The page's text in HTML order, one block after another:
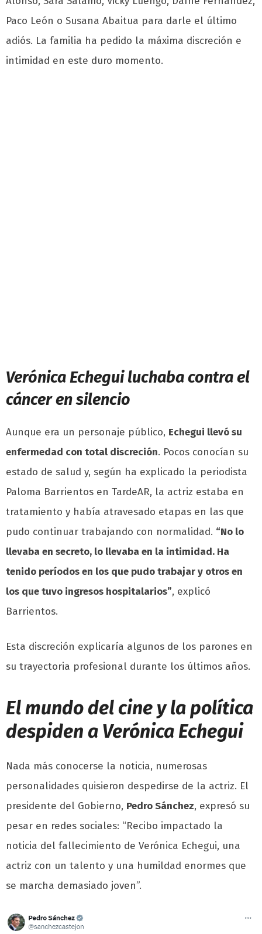
Paco León o Susana Abaitua para darle el último
adiós. La familia ha pedido la máxima discreción e
intimidad en este duro momento.
Verónica Echegui luchaba contra el
cáncer en silencio
Aunque era un personaje público, Echegui llevó su
enfermedad con total discreción. Pocos conocían su
estado de salud y, según ha explicado la periodista
Paloma Barrientos en TardeAR, la actriz estaba en
tratamiento y había atravesado etapas en las que
pudo continuar trabajando con normalidad. “No lo
llevaba en secreto, lo llevaba en la intimidad. Ha
tenido períodos en los que pudo trabajar y otros en
los que tuvo ingresos hospitalarios”, explicó
Barrientos.
Esta discreción explicaría algunos de los parones en
su trayectoria profesional durante los últimos años.
El mundo del cine y la política
despiden a Verónica Echegui
Nada más conocerse la noticia, numerosas
personalidades quisieron despedirse de la actriz. El
presidente del Gobierno, Pedro Sánchez, expresó su
pesar en redes sociales: “Recibo impactado la
noticia del fallecimiento de Verónica Echegui, una
actriz con un talento y una humildad enormes que
se marcha demasiado joven”.